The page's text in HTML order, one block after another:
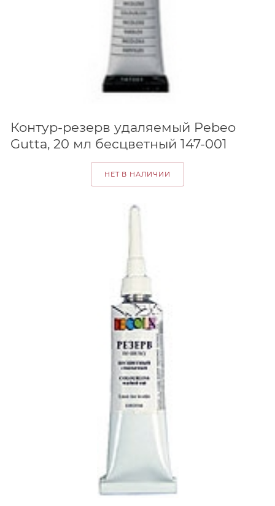
Контур-резерв удаляемый Pebeo
Gutta, 20 мл бесцветный 147-001
НЕТ В НАЛИЧИИ